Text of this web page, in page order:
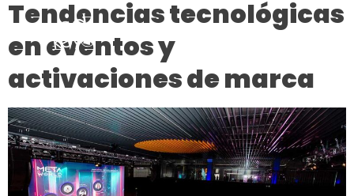
Tendencias tecnológicas
en eventos y
activaciones de marca